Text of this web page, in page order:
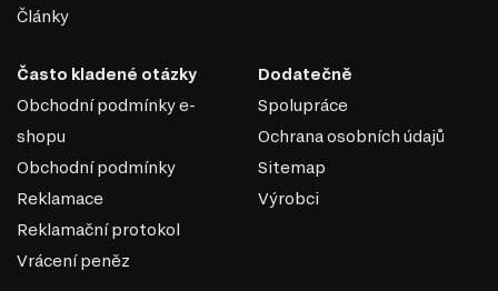
zároveň multifunkčně. Nezapomeňte na přirozenost materiálů,
hlavní roli hraje dřevo.
Články
Často kladené otázky
Obchodní podmínky e-
shopu
Obchodní podmínky
Reklamace
Reklamační protokol
Vrácení peněz
Dodatečně
Spolupráce
Ochrana osobních údajů
Sitemap
Výrobci